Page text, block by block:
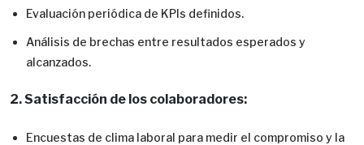
Evaluación periódica de KPIs definidos.
Análisis de brechas entre resultados esperados y
alcanzados.
2. Satisfacción de los colaboradores:
Encuestas de clima laboral para medir el compromiso y la